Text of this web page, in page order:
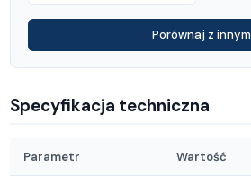
Porównaj z innym
Specyfikacja techniczna
Parametr Wartość